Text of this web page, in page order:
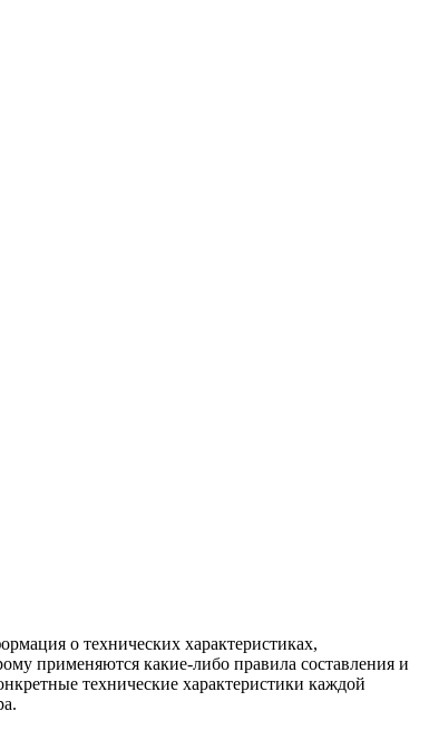
о технических характеристиках,
применяются какие-либо правила составления и
технические характеристики каждой